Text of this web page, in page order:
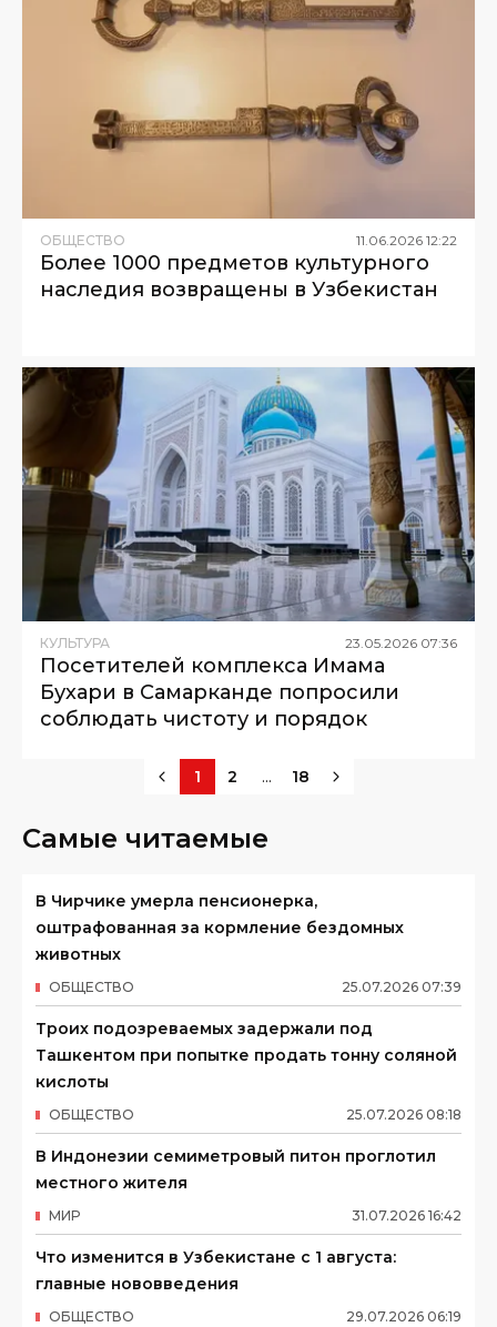
ОБЩЕСТВО 11 06 2026 12:22
Более 1000 предметов культурного
наследия возвращены в Узбекистан
КУЛЬТУРА 23.05.2026 07:36
Посетителей комплекса Имама
Бухари в Самарканде попросили
соблюдать чистоту и порядок
1 2 ... 18
Самые читаемые
В Чирчике умерла пенсионерка,
оштрафованная за кормление бездомных
животных
25.07.2026 07:39
ОБЩЕСТВО
Троих подозреваемых задержали под
Ташкентом при попытке продать тонну соляной
кислоты
25.07.2026 08:18
ОБЩЕСТВО
В Индонезии семиметровый питон проглотил
местного жителя
31.07.2026 16:42
МИР
Что изменится в Узбекистане с 1 августа:
главные нововведения
29.07.2026 06:19
ОБЩЕСТВО